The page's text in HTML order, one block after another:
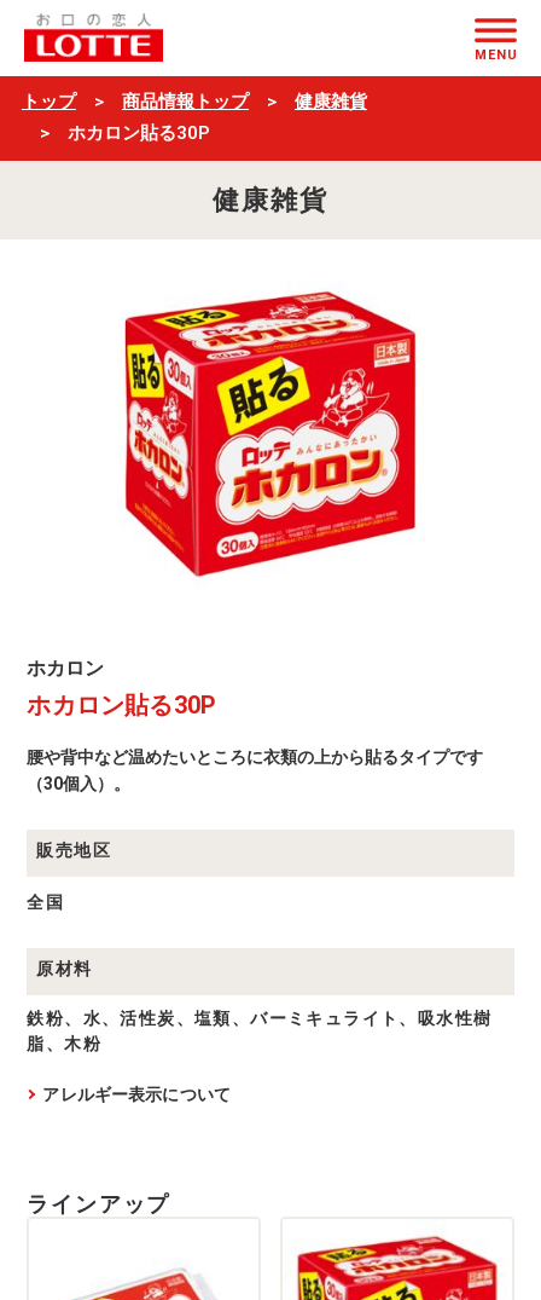
ホ
カ
ロ
貼
30P
MENU
トップ 商品情報トップ
健康雑貨
ホカロン貼る30P
健康雑貨
ホ
ロ
品
一
ホカロン
ホカロン貼る30P
腰や背中など温めたいところに衣類の上から貼るタイプです
（30個入）。
販売地区
全国
原材料
鉄粉、水、活性炭、塩類、バーミキュライト、吸水性樹
脂、木粉
アレルギー表示について
ラインアップ